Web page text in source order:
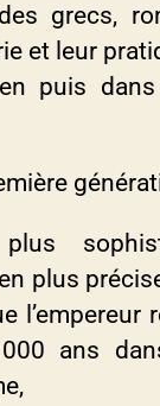
grecs,
et leur
puis
plus
l’empereur
ans